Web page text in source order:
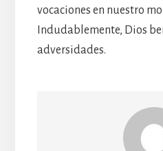
vocaciones en nuestro
Indudablemente, Dios
adversidades.